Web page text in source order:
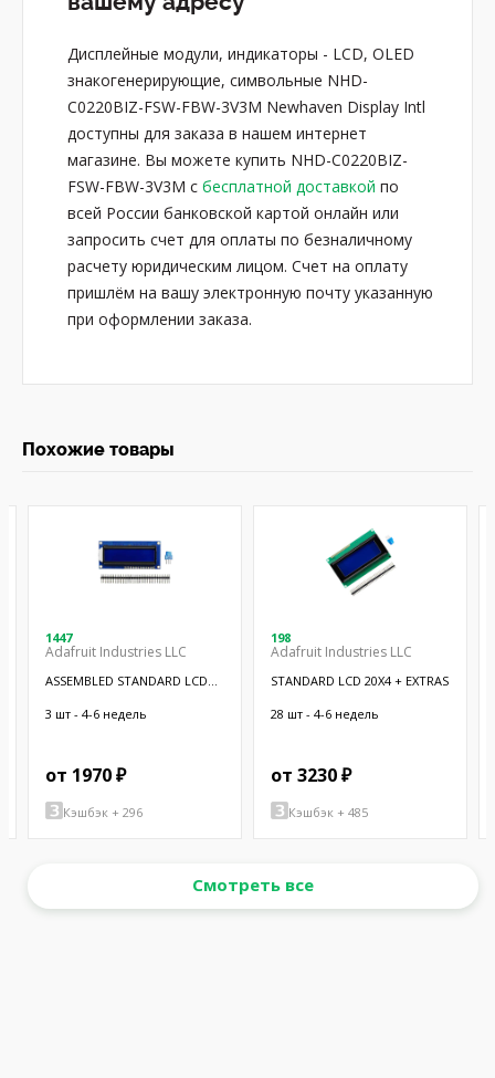
Дисплейные модули, индикаторы - LCD, OLED
знакогенерирующие, символьные NHD-
C0220BIZ-FSW-FBW-3V3M Newhaven Display Intl
доступны для заказа в нашем интернет
магазине. Вы можете купить NHD-C0220BIZ-
FSW-FBW-3V3M с бесплатной доставкой по
всей России банковской картой онлайн или
запросить счет для оплаты по безналичному
расчету юридическим лицом. Счет на оплату
пришлём на вашу электронную почту указанную
при оформлении заказа.
Похожие товары
1447
Adafruit Industries LLC
ASSEMBLED STANDARD LCD
3 шт - 4-6 недель
от 1970 ₽
Кэшбэк + 296
198
Adafruit Industries LLC
STANDARD LCD 20X4 + EXTRAS
28 шт - 4-6 недель
от 3230 ₽
Кэшбэк + 485
Смотреть все